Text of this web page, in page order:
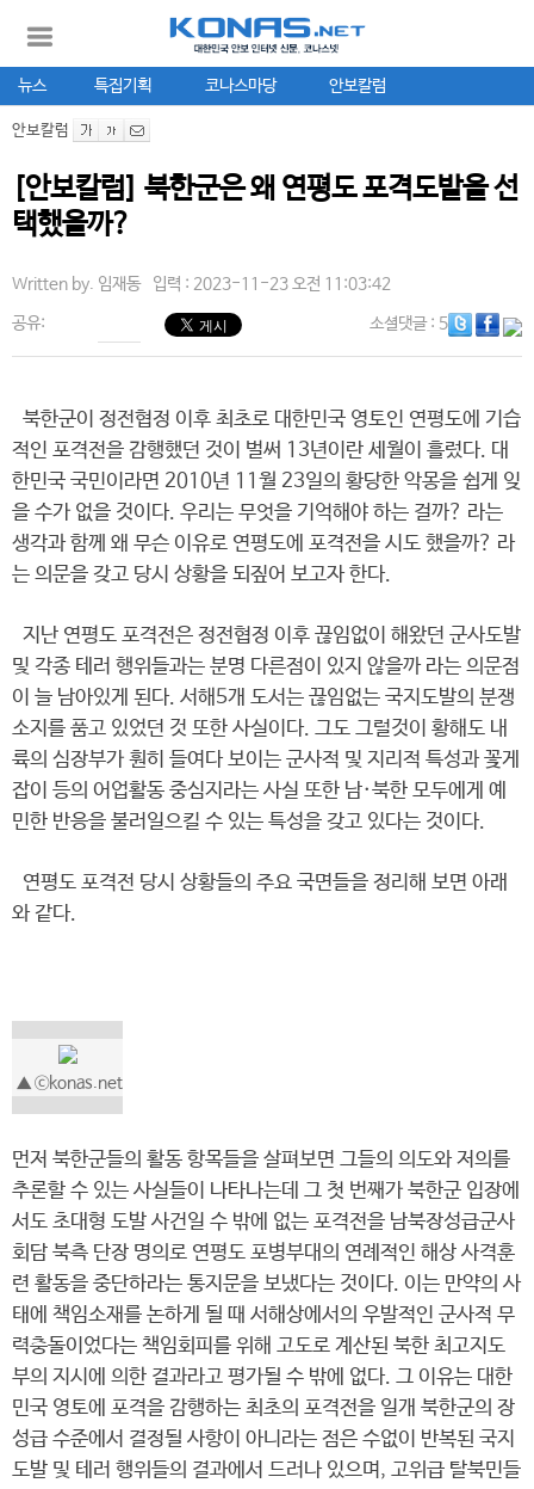
뉴스 특집기획 코나스마당 안보칼럼
안보칼럼
[안보칼럼] 북한군은 왜 연평도 포격도발을 선
택했을까?
Written by. 임재동 입력 : 2023-11-23 오전 11:03:42
공유: 소셜댓글: 5
북한군이 정전협정 이후 최초로 대한민국 영토인 연평도에 기습
적인 포격전을 감행했던 것이 벌써 13년이란 세월이 흘렀다. 대
한민국 국민이라면 2010년 11월 23일의 황당한 악몽을 쉽게 잊
을 수가 없을 것이다. 우리는 무엇을 기억해야 하는 걸까? 라는
생각과 함께 왜 무슨 이유로 연평도에 포격전을 시도 했을까? 라
는 의문을 갖고 당시 상황을 되짚어 보고자 한다.
지난 연평도 포격전은 정전협정 이후 끊임없이 해왔던 군사도발
및 각종 테러 행위들과는 분명 다른점이 있지 않을까 라는 의문점
이 늘 남아있게 된다. 서해5개 도서는 끊임없는 국지도발의 분쟁
소지를 품고 있었던 것 또한 사실이다. 그도 그럴것이 황해도 내
륙의 심장부가 훤히 들여다 보이는 군사적 및 지리적 특성과 꽃게
잡이 등의 어업활동 중심지라는 사실 또한 남·북한 모두에게 예
민한 반응을 불러일으킬 수 있는 특성을 갖고 있다는 것이다.
연평도 포격전 당시 상황들의 주요 국면들을 정리해 보면 아래
와 같다.
▲ ⓒkonas.net
먼저 북한군들의 활동 항목들을 살펴보면 그들의 의도와 저의를
추론할 수 있는 사실들이 나타나는데 그 첫 번째가 북한군 입장에
서도 초대형 도발 사건일 수 밖에 없는 포격전을 남북장성급군사
회담 북측 단장 명의로 연평도 포병부대의 연례적인 해상 사격훈
련 활동을 중단하라는 통지문을 보냈다는 것이다. 이는 만약의 사
태에 책임소재를 논하게 될 때 서해상에서의 우발적인 군사적 무
력충돌이었다는 책임회피를 위해 고도로 계산된 북한 최고지도
부의 지시에 의한 결과라고 평가될 수 밖에 없다. 그 이유는 대한
민국 영토에 포격을 감행하는 최초의 포격전을 일개 북한군의 장
성급 수준에서 결정될 사항이 아니라는 점은 수없이 반복된 국지
도발 및 테러 행위들의 결과에서 드러나 있으며, 고위급 탈북민들